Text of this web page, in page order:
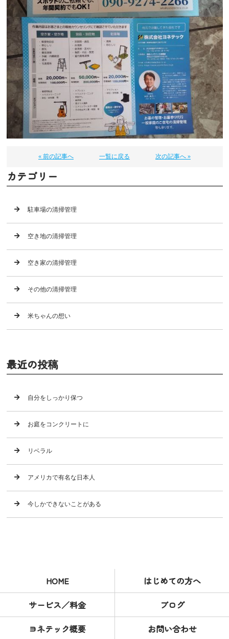
« 前の記事へ 一覧に戻る 次の記事へ »
カテゴリー
駐車場の清掃管理
空き地の清掃管理
空き家の清掃管理
その他の清掃管理
米ちゃんの想い
最近の投稿
自分をしっかり保つ
お庭をコンクリートに
リベラル
アメリカで有名な日本人
今しかできないことがある
HOME
はじめての方へ
サービス／料金
ブログ
ヨネテック概要
お問い合わせ